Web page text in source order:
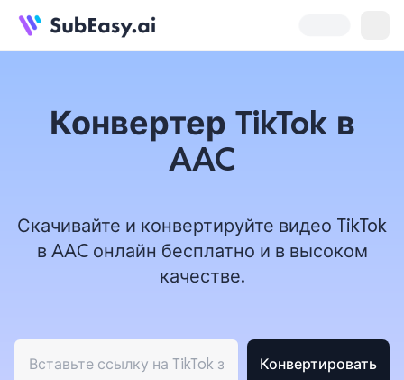
Конвертер TikTok в
AAC
Скачивайте и конвертируйте видео TikTok
в AAC онлайн бесплатно и в высоком
качестве.
Конвертировать